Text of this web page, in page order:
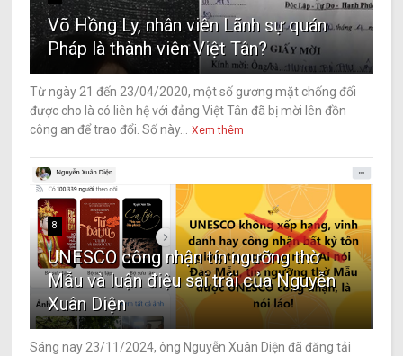
Võ Hồng Ly, nhân viên Lãnh sự quán
Pháp là thành viên Việt Tân?
Từ ngày 21 đến 23/04/2020, một số gương mặt chống đối
được cho là có liên hệ với đảng Việt Tân đã bị mời lên đồn
công an để trao đổi. Số này...
Xem thêm
8
UNESCO công nhận tín ngưỡng thờ
Mẫu và luận điệu sai trái của Nguyễn
Xuân Diện
Sáng nay 23/11/2024, ông Nguyễn Xuân Diện đã đăng tải